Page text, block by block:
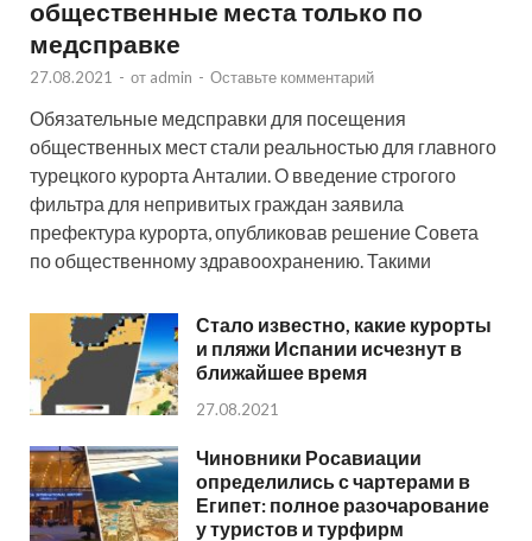
общественные места только по
медсправке
27.08.2021 - от admin - Оставьте комментарий
Обязательные медсправки для посещения
общественных мест стали реальностью для главного
турецкого курорта Анталии. О введение строгого
фильтра для непривитых граждан заявила
префектура курорта, опубликовав решение Совета
по общественному здравоохранению. Такими
Стало известно, какие курорты
и пляжи Испании исчезнут в
ближайшее время
27.08.2021
Чиновники Росавиации
определились с чартерами в
Египет: полное разочарование
у туристов и турфирм